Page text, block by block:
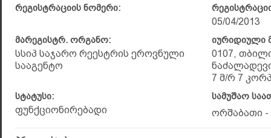
რეგისტრაციის ნომერი:
05/04/2013
მარეგისტრ. ორგანო:
სსიპ საჯარო რეესტრის ეროვნული
სააგენტო
იურიდიული
0107,
7 მ/რ 7
სტატუსი:
ფუნქციონირებადი
სამუშაო
ორშაბათი -